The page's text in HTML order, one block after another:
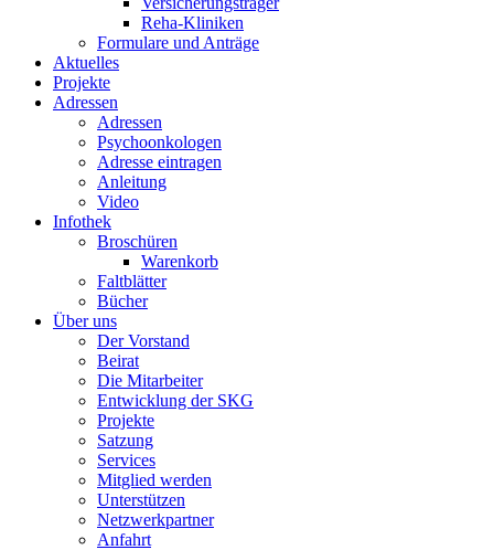
Reha-Kliniken
Formulare und Anträge
Aktuelles
Projekte
Adressen
Adressen
Psychoonkologen
Adresse eintragen
Anleitung
Video
Infothek
Broschüren
Warenkorb
Faltblätter
Bücher
Über uns
Der Vorstand
Beirat
Die Mitarbeiter
Entwicklung der SKG
Projekte
Satzung
Services
Mitglied werden
Unterstützen
Netzwerkpartner
Anfahrt